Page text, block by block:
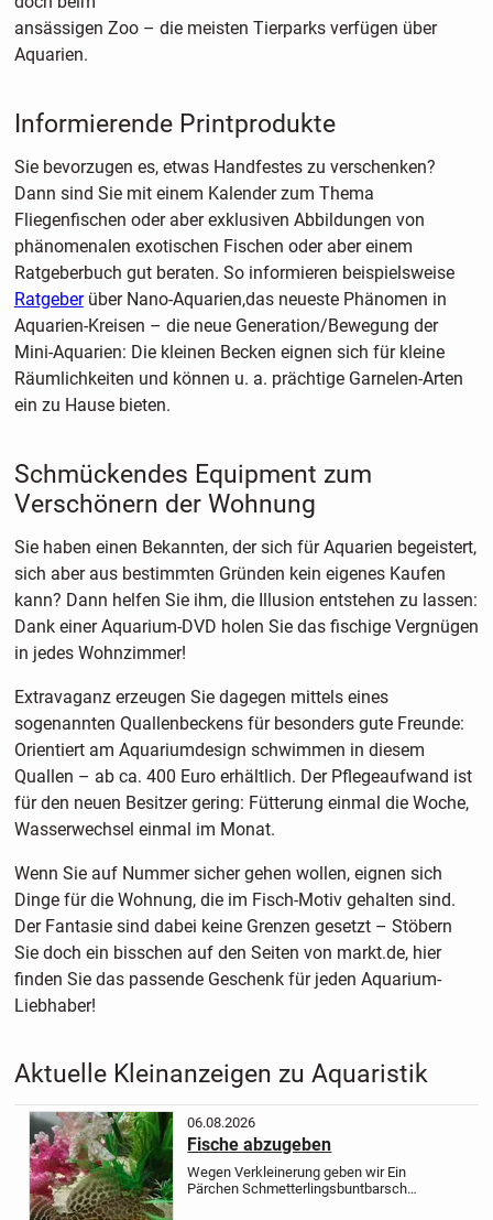
ansässigen Zoo – die meisten Tierparks verfügen über
Aquarien.
Informierende Printprodukte
Sie bevorzugen es, etwas Handfestes zu verschenken?
Dann sind Sie mit einem Kalender zum Thema
Fliegenfischen oder aber exklusiven Abbildungen von
phänomenalen exotischen Fischen oder aber einem
Ratgeberbuch gut beraten. So informieren beispielsweise
Ratgeberüber Nano-Aquarien,das neueste Phänomen in
Aquarien-Kreisen – die neue Generation/Bewegung der
Mini-Aquarien: Die kleinen Becken eignen sich für kleine
Räumlichkeiten und können u. a. prächtige Garnelen-Arten
ein zu Hause bieten.
Schmückendes Equipment zum
Verschönern der Wohnung
Sie haben einen Bekannten, der sich für Aquarien begeistert,
sich aber aus bestimmten Gründen kein eigenes Kaufen
kann? Dann helfen Sie ihm, die Illusion entstehen zu lassen:
Dank einer Aquarium-DVD holen Sie das fischige Vergnügen
in jedes Wohnzimmer!
Extravaganz erzeugen Sie dagegen mittels eines
sogenannten Quallenbeckens für besonders gute Freunde:
Orientiert am Aquariumdesign schwimmen in diesem
Quallen – ab ca. 400 Euro erhältlich. Der Pflegeaufwand ist
für den neuen Besitzer gering: Fütterung einmal die Woche,
Wasserwechsel einmal im Monat.
Wenn Sie auf Nummer sicher gehen wollen, eignen sich
Dinge für die Wohnung, die im Fisch-Motiv gehalten sind.
Der Fantasie sind dabei keine Grenzen gesetzt – Stöbern
Sie doch ein bisschen auf den Seiten von markt.de, hier
finden Sie das passende Geschenk für jeden Aquarium-
Liebhaber!
Aktuelle Kleinanzeigen zu Aquaristik
06.08.2026
Fische abzugeben
Wegen Verkleinerung geben wir Ein
Pärchen Schmetterlingsbuntbarsch